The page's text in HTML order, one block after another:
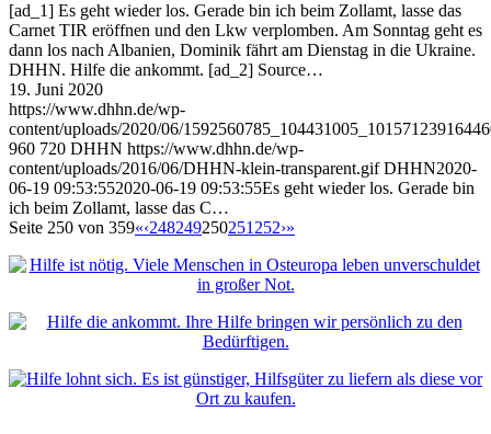
[ad_1] Es geht wieder los. Gerade bin ich beim Zollamt, lasse das
Carnet TIR eröffnen und den Lkw verplomben. Am Sonntag geht es
dann los nach Albanien, Dominik fährt am Dienstag in die Ukraine.
DHHN. Hilfe die ankommt. [ad_2] Source…
19. Juni 2020
https://www.dhhn.de/wp-
content/uploads/2020/06/
960 720 DHHN https://www.dhhn.de/wp-
content/uploads/2016/06/DHHN-klein-transparent.gif DHHN2020-
06-19 09:53:552020-06-19 09:53:55Es geht wieder los. Gerade bin
ich beim Zollamt, lasse das C…
Seite 250 von 359«‹248249250251252›»